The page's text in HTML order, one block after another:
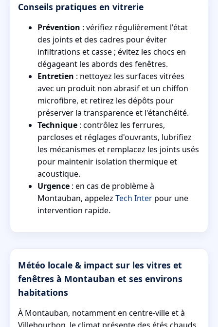
Conseils pratiques en vitrerie
Prévention : vérifiez régulièrement l'état
des joints et des cadres pour éviter
infiltrations et casse ; évitez les chocs en
dégageant les abords des fenêtres.
Entretien : nettoyez les surfaces vitrées
avec un produit non abrasif et un chiffon
microfibre, et retirez les dépôts pour
préserver la transparence et l'étanchéité.
Technique : contrôlez les ferrures,
parcloses et réglages d'ouvrants, lubrifiez
les mécanismes et remplacez les joints usés
pour maintenir isolation thermique et
acoustique.
Urgence : en cas de problème à
Montauban, appelez Tech Inter pour une
intervention rapide.
Météo locale & impact sur les vitres et
fenêtres à Montauban et ses environs
habitations
À Montauban, notamment en centre-ville et à